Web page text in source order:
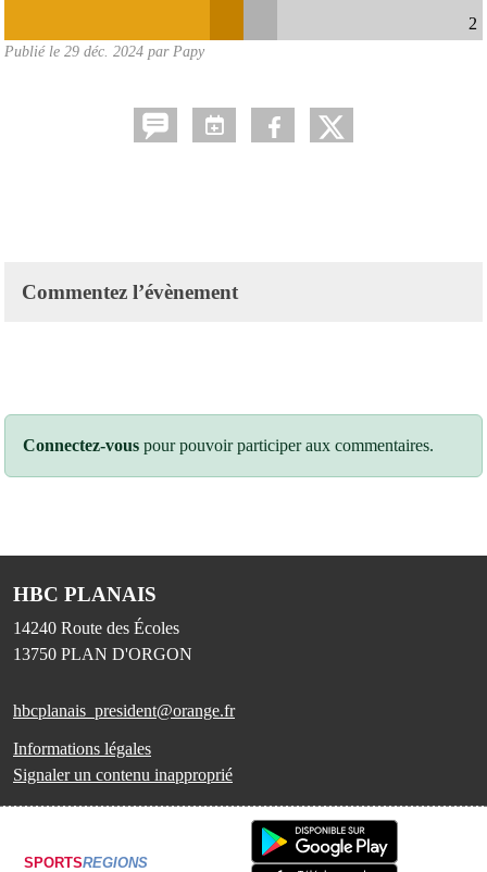
2
Publié le 29 déc. 2024 par Papy
Commentez l’évènement
Connectez-vous pour pouvoir participer aux commentaires.
HBC PLANAIS
14240 Route des Écoles
13750 PLAN D'ORGON
hbcplanais_president@orange.fr
Informations légales
Signaler un contenu inapproprié
SPORTSREGIONS